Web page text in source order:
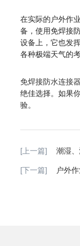
在实际的户外作
备，使用免焊接
设备上，它也发
各种极端天气的
免焊接防水连接
绝佳选择。如果
验。
[上一篇] 潮湿
[下一篇] 户外